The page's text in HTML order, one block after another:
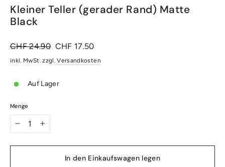
Kleiner Teller (gerader Rand) Matte
Black
Normaler
CHF 24.90 Sonderpreis
CHF 17.50
inkl. MwSt. zzgl.Versandkosten
Auf Lager
Menge
+
In den Einkaufswagen legen